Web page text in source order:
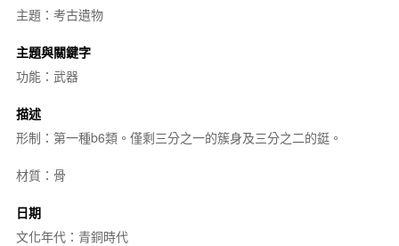
主題：考古遺物
主題與關鍵字
功能：武器
描述
形制：第一種b6類。僅剩三分之一的簇身及三分之二的鋌。
材質：骨
日期
文化年代：青銅時代